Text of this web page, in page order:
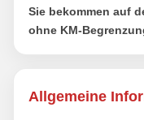
Sie bekommen auf
ohne KM-
Allgemeine